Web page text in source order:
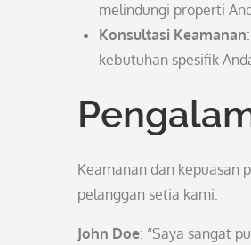
melindungi properti
Konsultasi Keamanan
kebutuhan spesifik
Keamanan dan kepuasan
pelanggan setia kami:
John Doe: “Saya sangat